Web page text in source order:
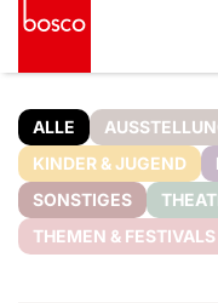
ALLE
KINDER & JUGEND
SONSTIGES
THEMEN & FESTIVALS